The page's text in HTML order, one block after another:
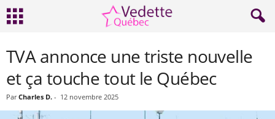
TVA annonce une triste nouvelle
et ça touche tout le Québec
Par Charles D. - 12 novembre 2025